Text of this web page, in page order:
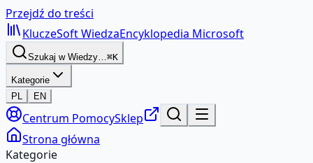
Przejdź do treści
KluczeSoftWiedzaEncyklopedia Microsoft
Szukaj w Wiedzy…⌘K
Kategorie
PL
EN
Centrum PomocySklep
Strona główna
Kategorie